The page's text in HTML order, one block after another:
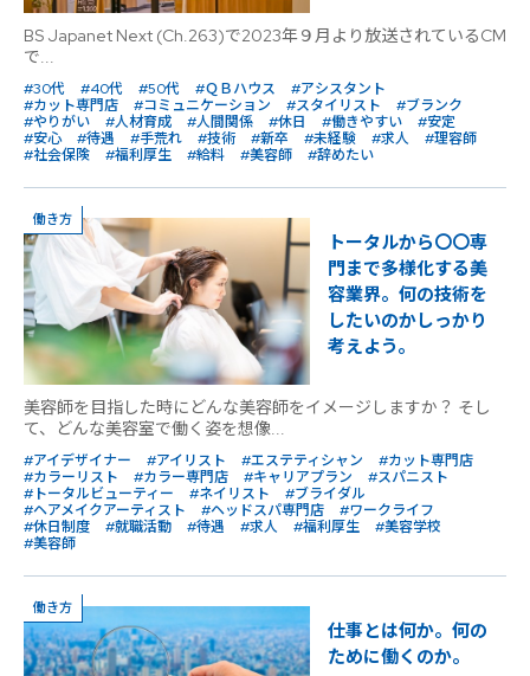
BS Japanet Next (Ch.263)で2023年９月より放送されているCM
で...
#30代 #40代 #50代 #ＱＢハウス
#アシスタント
#カット専門店
#コミュニケーション #スタイリスト
#ブランク
#やりがい
#人材育成 #人間関係 #休日 #働きやすい
#安定
#安心
#待遇 #手荒れ #技術 #新卒 #未経験 #求人
#理容師
#社会保険
#福利厚生 #給料 #美容師 #辞めたい
働き方
トータルから〇〇専
門まで多様化する美
容業界。何の技術を
したいのかしっかり
考えよう。
美容師を目指した時にどんな美容師をイメージしますか？ そし
て、どんな美容室で働く姿を想像...
#アイデザイナー #アイリスト #エステティシャン
#カット専門店
#カラーリスト
#カラー専門店 #キャリアプラン
#スパニスト
#トータルビューティー
#ネイリスト
#ブライダル
#ヘアメイクアーティスト
#ヘッドスパ専門店
#ワークライフ
#休日制度
#就職活動 #待遇 #求人 #福利厚生
#美容学校
#美容師
働き方
仕事とは何か。何の
ために働くのか。